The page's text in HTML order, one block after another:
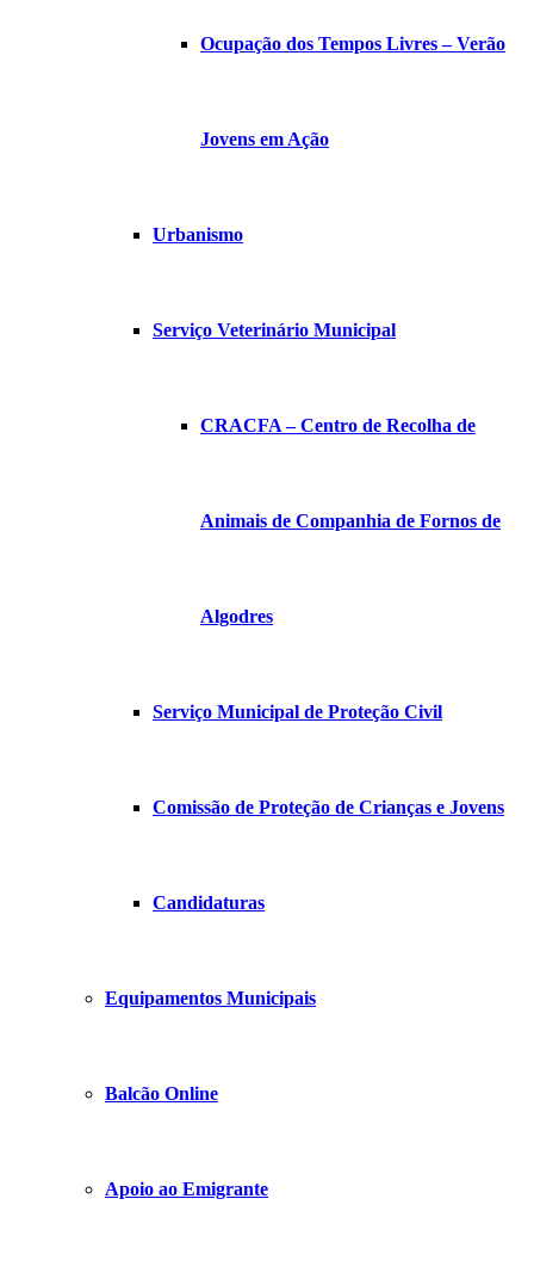
Ocupação dos Tempos Livres – Verão
Jovens em Ação
Urbanismo
Serviço Veterinário Municipal
CRACFA – Centro de Recolha de
Animais de Companhia de Fornos de
Algodres
Serviço Municipal de Proteção Civil
Comissão de Proteção de Crianças e Jovens
Candidaturas
Equipamentos Municipais
Balcão Online
Apoio ao Emigrante